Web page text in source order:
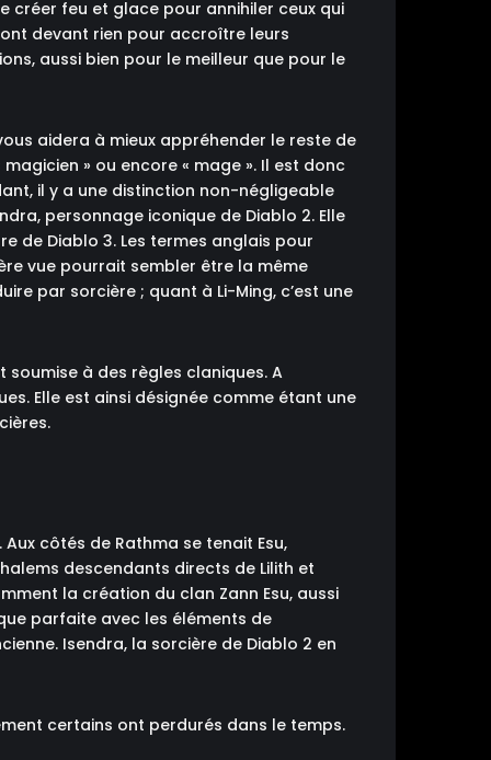
créer feu et glace pour annihiler ceux qui
devant rien pour accroître leurs
aussi bien pour le meilleur que pour le
aidera à mieux appréhender le reste de
» ou encore « mage ». Il est donc
il y a une distinction non-négligeable
personnage iconique de Diablo 2. Elle
de Diablo 3. Les termes anglais pour
vue pourrait sembler être la même
par sorcière ; quant à Li-Ming, c’est une
soumise à des règles claniques. A
Elle est ainsi désignée comme étant une
côtés de Rathma se tenait Esu,
descendants directs de Lilith et
la création du clan Zann Esu, aussi
parfaite avec les éléments de
Isendra, la sorcière de Diablo 2 en
certains ont perdurés dans le temps.